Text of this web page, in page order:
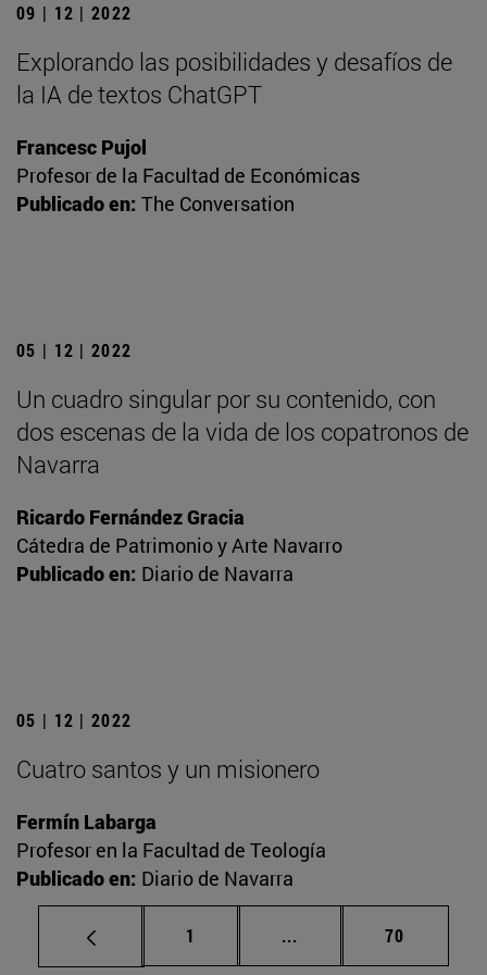
09 | 12 | 2022
Explorando las posibilidades y desafíos de
la IA de textos ChatGPT
Francesc Pujol
Profesor de la Facultad de Económicas
Publicado en: The Conversation
05 | 12 | 2022
Un cuadro singular por su contenido, con
dos escenas de la vida de los copatronos de
Navarra
Ricardo Fernández Gracia
Cátedra de Patrimonio y Arte Navarro
Publicado en: Diario de Navarra
05 | 12 | 2022
Cuatro santos y un misionero
Fermín Labarga
Profesor en la Facultad de Teología
Publicado en: Diario de Navarra
Página
1 ... Páginas intermedias
Página
70